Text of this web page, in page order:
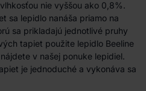
nie vyššou ako 0,8%.
sa lepidlo nanáša priamo na
sa prikladajú jednotlivé pruhy
tapiet použite lepidlo Beeline
v našej ponuke lepidiel.
je jednoduché a vykonáva sa